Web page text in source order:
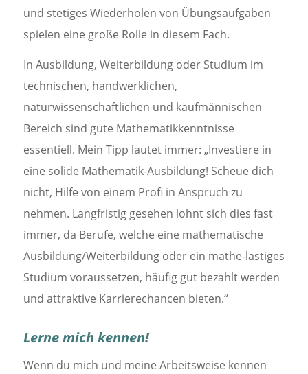
und stetiges Wiederholen von Übungsaufgaben
spielen eine große Rolle in diesem Fach.
In Ausbildung, Weiterbildung oder Studium im
technischen, handwerklichen,
naturwissenschaftlichen und kaufmännischen
Bereich sind gute Mathematikkenntnisse
essentiell. Mein Tipp lautet immer: „Investiere in
eine solide Mathematik-Ausbildung! Scheue dich
nicht, Hilfe von einem Profi in Anspruch zu
nehmen. Langfristig gesehen lohnt sich dies fast
immer, da Berufe, welche eine mathematische
Ausbildung/Weiterbildung oder ein mathe-lastiges
Studium voraussetzen, häufig gut bezahlt werden
und attraktive Karrierechancen bieten.“
Lerne mich kennen!
Wenn du mich und meine Arbeitsweise kennen